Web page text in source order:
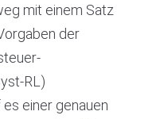
mit einem Satz
der
RL)
einer genauen